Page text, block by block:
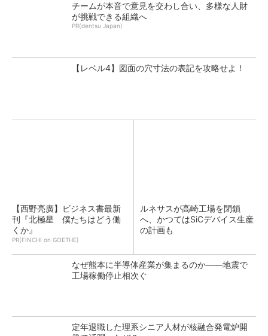
チームが本音で意見を交わし合い、多様な人財
が挑戦できる組織へ
PR(dentsu Japan)
【レベル4】図面の穴寸法の表記を攻略せよ！
【西野亮廣】ビジネス書最新
刊『北極星 僕たちはどう働
くか』
PR(FINCHI on GOETHE)
ルネサスが高崎工場を閉鎖
へ、かつてはSiCデバイス生産
の計画も
なぜ熊本に半導体産業が集まるのか――地震で
工場稼働停止相次ぐ
定年退職した理系シニア人材が核融合発電炉開